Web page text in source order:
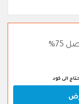
الى كود